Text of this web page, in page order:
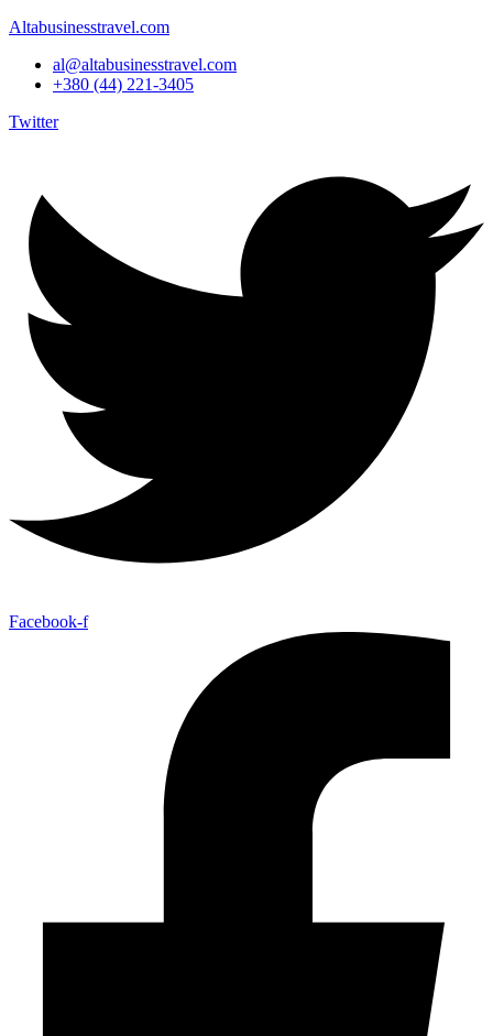
Altabusinesstravel.com
al@altabusinesstravel.com
+380 (44) 221-3405
Twitter
Facebook-f